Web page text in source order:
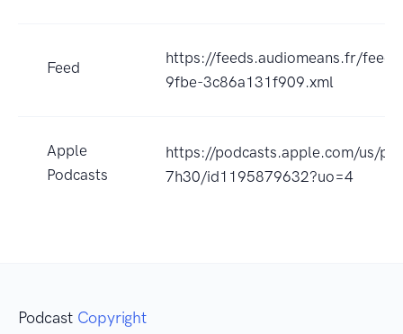
Feed
https://feeds.audiomeans.fr/
9fbe-3c86a131f909.xml
Apple
Podcasts
https://podcasts.apple.com/us/
7h30/id1195879632?uo=4
Podcast Copyright